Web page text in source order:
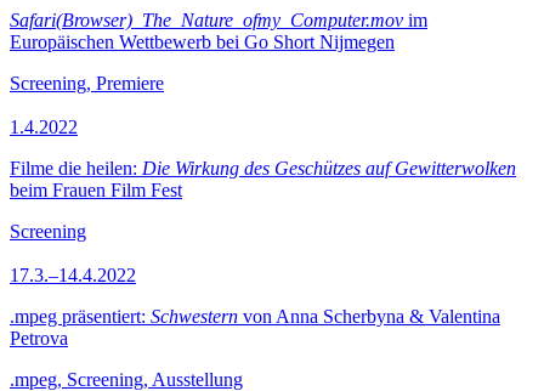
Safari(Browser)_The_Nature_ofmy_Computer.mov im
Europäischen Wettbewerb bei Go Short Nijmegen
Screening, Premiere
1.4.2022
Filme die heilen: Die Wirkung des Geschützes auf Gewitterwolken
beim Frauen Film Fest
Screening
17.3.–14.4.2022
.mpeg präsentiert: Schwestern von Anna Scherbyna & Valentina
Petrova
.mpeg, Screening, Ausstellung